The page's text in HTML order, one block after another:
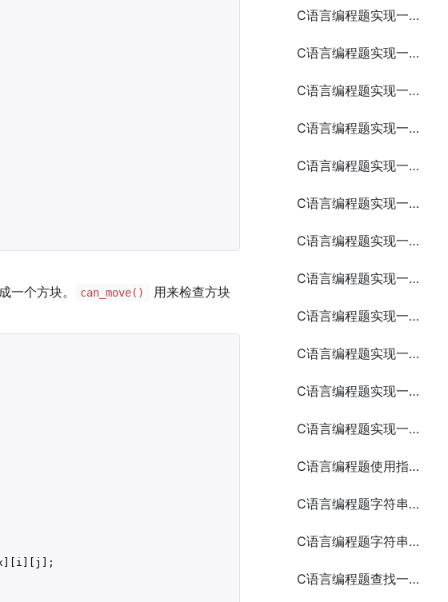
一个方块。 can_move()
用来检查方块
C语言编程题实现一个简易的贪吃蛇游戏
C语言编程题实现一个简易的井字棋游戏
C语言编程题实现一个简易的数独游戏
C语言编程题实现一个简易的文件传输工具
C语言编程题实现一个简易的端口扫描工具
C语言编程题实现一个简易的FTP客户端
C语言编程题实现一个简易的网络监控工具
C语言编程题实现一个简易的日历应用
C语言编程题实现一个简易的聊天室
C语言编程题实现一个简易的图书管理系统
C语言编程题实现一个简易的任务管理系统
C语言编程题实现一个简易的银行账户管理系统
C语言编程题使用指针和函数实现字符串的连接
C语言编程题字符串比较的4种方法
C语言编程题字符串反转5种方法
C语言编程题查找一个字符串中的所有元音字母